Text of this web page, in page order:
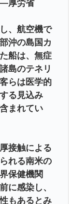
―厚労省
、航空機で
沖の島国カ
船は、無症
島のテネリ
らは医学的
る見込み
まれてい
接触による
れる南米の
保健機関
に感染し、
もあるとみ